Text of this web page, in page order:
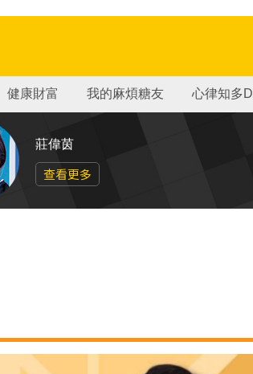
健康財富 我的麻煩糖友 心律知多D
莊偉茵
查看更多